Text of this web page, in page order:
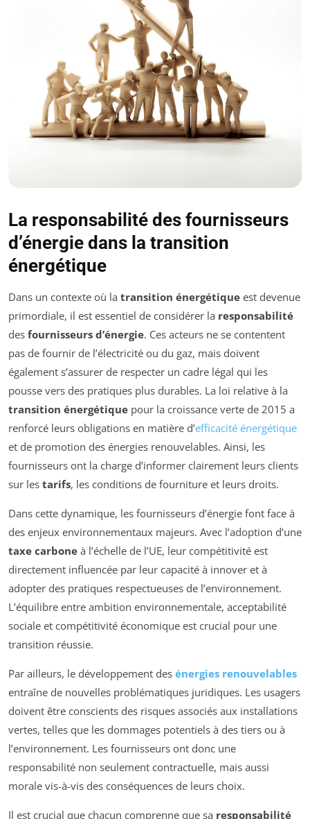
La responsabilité des fournisseurs
d’énergie dans la transition
énergétique
Dans un contexte où la transition énergétique est devenue
primordiale, il est essentiel de considérer la responsabilité
des fournisseurs d’énergie. Ces acteurs ne se contentent
pas de fournir de l’électricité ou du gaz, mais doivent
également s’assurer de respecter un cadre légal qui les
pousse vers des pratiques plus durables. La loi relative à la
transition énergétique pour la croissance verte de 2015 a
renforcé leurs obligations en matière d’efficacité énergétique
et de promotion des énergies renouvelables. Ainsi, les
fournisseurs ont la charge d’informer clairement leurs clients
sur les tarifs, les conditions de fourniture et leurs droits.
Dans cette dynamique, les fournisseurs d’énergie font face à
des enjeux environnementaux majeurs. Avec l’adoption d’une
taxe carbone à l’échelle de l’UE, leur compétitivité est
directement influencée par leur capacité à innover et à
adopter des pratiques respectueuses de l’environnement.
L’équilibre entre ambition environnementale, acceptabilité
sociale et compétitivité économique est crucial pour une
transition réussie.
Par ailleurs, le développement des énergies renouvelables
entraîne de nouvelles problématiques juridiques. Les usagers
doivent être conscients des risques associés aux installations
vertes, telles que les dommages potentiels à des tiers ou à
l’environnement. Les fournisseurs ont donc une
responsabilité non seulement contractuelle, mais aussi
morale vis-à-vis des conséquences de leurs choix.
Il est crucial que chacun comprenne que sa responsabilité